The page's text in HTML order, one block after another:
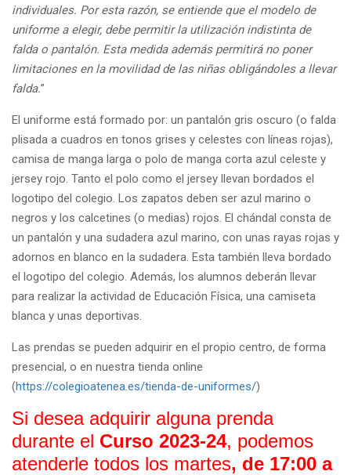
individuales. Por esta razón, se entiende que el modelo de
uniforme a elegir, debe permitir la utilización indistinta de
falda o pantalón. Esta medida además permitirá no poner
limitaciones en la movilidad de las niñas obligándoles a llevar
falda.”
El uniforme está formado por: un pantalón gris oscuro (o falda
plisada a cuadros en tonos grises y celestes con líneas rojas),
camisa de manga larga o polo de manga corta azul celeste y
jersey rojo. Tanto el polo como el jersey llevan bordados el
logotipo del colegio. Los zapatos deben ser azul marino o
negros y los calcetines (o medias) rojos. El chándal consta de
un pantalón y una sudadera azul marino, con unas rayas rojas y
adornos en blanco en la sudadera. Esta también lleva bordado
el logotipo del colegio. Además, los alumnos deberán llevar
para realizar la actividad de Educación Física, una camiseta
blanca y unas deportivas.
Las prendas se pueden adquirir en el propio centro, de forma
presencial, o en nuestra tienda online
(https://colegioatenea.es/tienda-de-uniformes/)
Si desea adquirir alguna prenda
durante el Curso 2023-24, podemos
atenderle todos los martes, de 17:00 a